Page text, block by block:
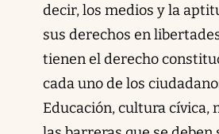
decir, los medios y la
sus derechos en
tienen el derecho
cada uno de los
Educación, cultura cívica,